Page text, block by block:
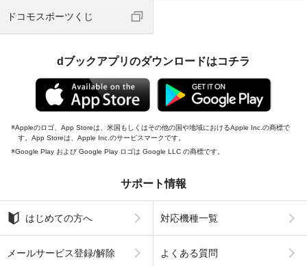
ドコモスポーツくじ
dブックアプリのダウンロードはコチラ
Appleのロゴ、App Storeは、米国もしくはその他の国や地域におけるApple Inc.の商標で
す。App Storeは、Apple Inc.のサービスマークです。
Google Play および Google Play ロゴは Google LLC の商標です。
サポート情報
はじめての方へ 対応機種一覧
メールサービス登録/解除 よくある質問